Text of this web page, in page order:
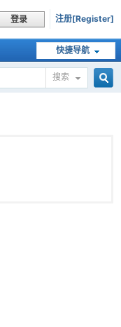
登录 注册[Register]
快捷导航
搜索